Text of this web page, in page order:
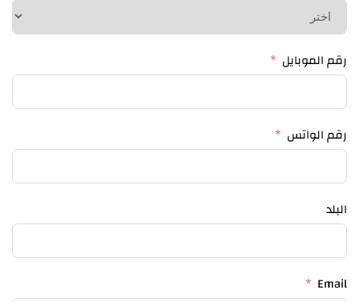
رقم الموبايل
رقم الواتس
البلد
Email